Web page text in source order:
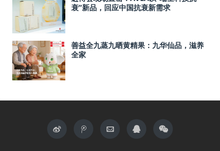
衰”新品，回应中国抗衰新需求
善益全九蒸九晒黄精果：九华仙品，滋养
全家